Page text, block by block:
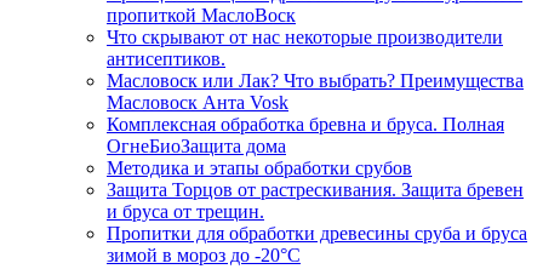
пропиткой МаслоВоск
Что скрывают от нас некоторые производители
антисептиков.
Масловоск или Лак? Что выбрать? Преимущества
Масловоск Анта Vosk
Комплексная обработка бревна и бруса. Полная
ОгнеБиоЗащита дома
Методика и этапы обработки срубов
Защита Торцов от растрескивания. Защита бревен
и бруса от трещин.
Пропитки для обработки древесины сруба и бруса
зимой в мороз до -20°С